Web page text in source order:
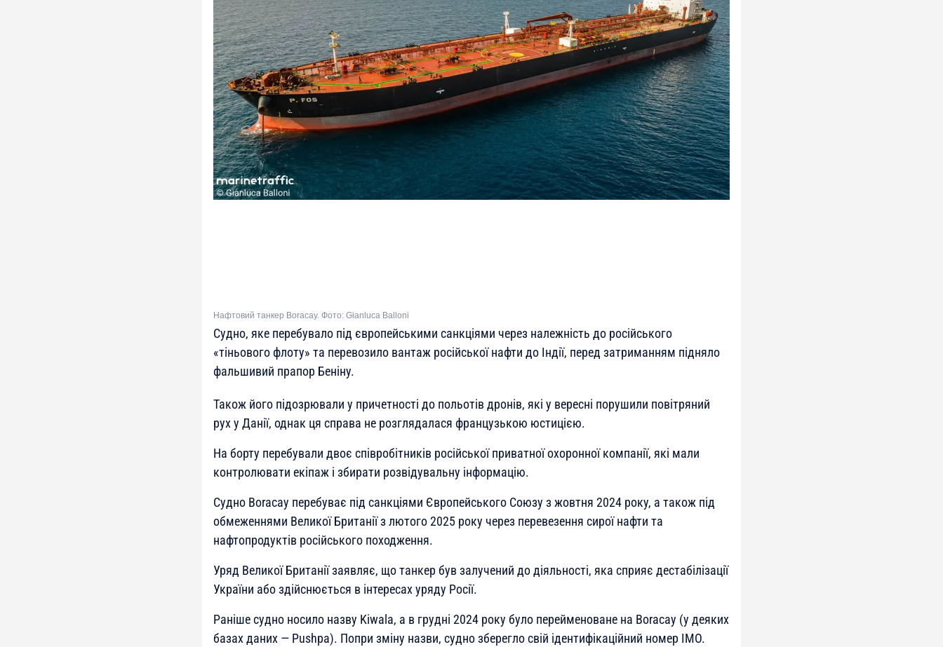
Нафтовий танкер Boracay. Фото: Gianluca Balloni
Судно, яке перебувало під європейськими санкціями через належність до російського
«тіньового флоту» та перевозило вантаж російської нафти до Індії, перед затриманням підняло
фальшивий прапор Беніну.
Також його підозрювали у причетності до польотів дронів, які у вересні порушили повітряний
рух у Данії, однак ця справа не розглядалася французькою юстицією.
На борту перебували двоє співробітників російської приватної охоронної компанії, які мали
контролювати екіпаж і збирати розвідувальну інформацію.
Судно Boracay перебуває під санкціями Європейського Союзу з жовтня 2024 року, а також під
обмеженнями Великої Британії з лютого 2025 року через перевезення сирої нафти та
нафтопродуктів російського походження.
Уряд Великої Британії заявляє, що танкер був залучений до діяльності, яка сприяє дестабілізації
України або здійснюється в інтересах уряду Росії.
Раніше судно носило назву Kiwala, а в грудні 2024 року було перейменоване на Boracay (у деяких
базах даних — Pushpa). Попри зміну назви, судно зберегло свій ідентифікаційний номер IMO.